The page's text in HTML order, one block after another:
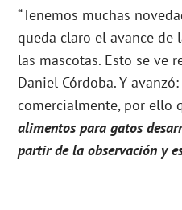
“Tenemos muchas
queda claro el avance de
las mascotas. Esto se ve
Daniel Córdoba. Y
comercialmente, por ello
alimentos para gatos
partir de la observación y